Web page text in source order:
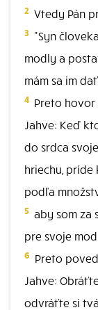
2 Vtedy Pán
3 "Syn
modly a
mám sa im
4 Preto hovor
Jahve: Keď
do srdca
hriechu, príde
podľa
5 aby som za
pre svoje
6 Preto
Jahve:
odvráťte si